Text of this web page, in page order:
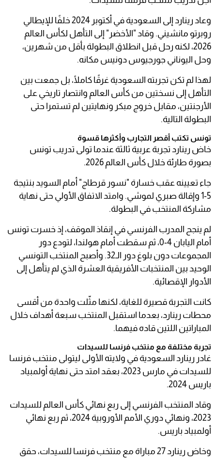
وعاد رينارد إلى السعودية في أكتوبر 2024 خلفًا للإيطالي
روبرتو مانشيني. وقاد "الأخضر" إلى التأهل لكأس العالم
2026، لكنه رحل قبل انطلاق البطولة بأقل من شهرين،
وحل اليوناني جورجيوس دونيس مكانه.
لهذا لم تكن تجربته السعودية غرقًا كاملًا، بل جمعت بين
التأهل إلى نسختين من كأس العالم وانتصار تاريخي على
الأرجنتين، مقابل خروج مبكر ونهايتين لم تستمرا حتى
البطولة التالية.
تونس تكتب أقصر التجارب وأكثرها قسوة
خاض رينارد تجربة عربية ثالثة عندما تولى تدريب تونس
بصورة طارئة خلال كأس العالم 2026.
جاء تعيينه عقب خسارة "نسور قرطاج" أمام السويد بنتيجة
5-1 وإقالة صبري لموشي. وامتد الاتفاق الأولي حتى نهاية
مشاركة المنتخب في البطولة.
لم ينجح المدرب الفرنسي في إنقاذ الموقف، إذ خسرت تونس
أمام اليابان 4-0، ثم سقطت أمام هولندا، لتودع دور
المجموعات دون بلوغ دور الـ32. وأصبح المنتخب التونسي
الوحيد بين المنتخبات الأفريقية العشرة الذي لم يتأهل إلى
الأدوار الإقصائية.
كانت التجربة قصيرة للغاية، لكنها مثّلت واحدة من أقسى
محطات رينارد، بعدما استقبل المنتخب سبعة أهداف خلال
المباراتين اللتين قاده فيهما.
تجربة مختلفة مع منتخب فرنسا للسيدات
غادر رينارد السعودية في ولايته الأولى ليتولى منتخب فرنسا
للسيدات في مارس 2023، بعقد امتد حتى نهاية أولمبياد
باريس 2024.
وقاد المنتخب الفرنسي إلى ربع نهائي كأس العالم للسيدات
2023، ونهائي دوري الأمم الأوروبية 2024، ثم ربع نهائي
أولمبياد باريس.
وخاض رينارد 27 مباراة مع منتخب فرنسا للسيدات، حقق